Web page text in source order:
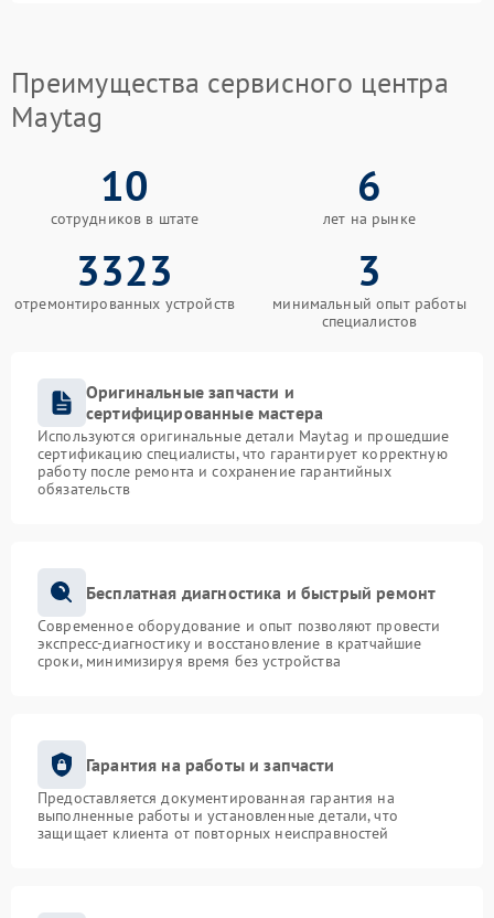
Преимущества сервисного центра
Maytag
10
сотрудников в штате
6
лет на рынке
3323
отремонтированных устройств
3
минимальный опыт работы
специалистов
Оригинальные запчасти и
сертифицированные мастера
Используются оригинальные детали Maytag и прошедшие
сертификацию специалисты, что гарантирует корректную
работу после ремонта и сохранение гарантийных
обязательств
Бесплатная диагностика и быстрый ремонт
Современное оборудование и опыт позволяют провести
экспресс-диагностику и восстановление в кратчайшие
сроки, минимизируя время без устройства
Гарантия на работы и запчасти
Предоставляется документированная гарантия на
выполненные работы и установленные детали, что
защищает клиента от повторных неисправностей